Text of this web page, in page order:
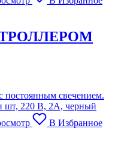
В Избранное